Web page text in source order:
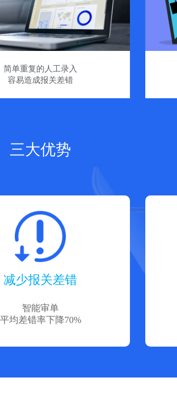
简单重复的人工录入
容易造成报关差错
三大优势
减少报关差错
智能审单
平均差错率下降70%